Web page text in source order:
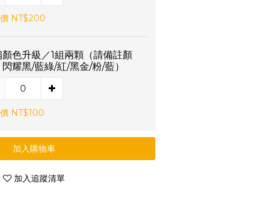
NT$200
色升級／1組兩顆（請備註顏
耀黑/藍綠/紅/黑金/粉/藍）
NT$100
加入購物車
加入追蹤清單